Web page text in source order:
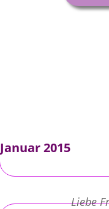
Januar 2015
Liebe